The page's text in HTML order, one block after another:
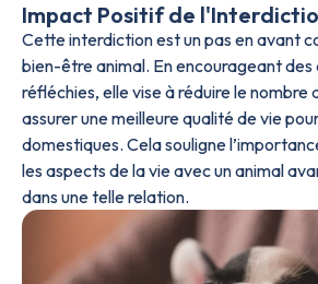
Impact Positif de
Cette interdiction est un pas en avant
bien-être animal. En encourageant des
réfléchies, elle vise à réduire le nombre
assurer une meilleure qualité de vie
domestiques. Cela souligne
les aspects de la vie avec un animal
dans une telle relation.